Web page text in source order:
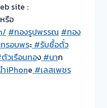
site :
หรือ
#ทองรูปพรรณ #ทอง
รอบพระ #รับซื้อตั๋ว
วเรือนทอง #นาก
iPhone #เลสเพชร